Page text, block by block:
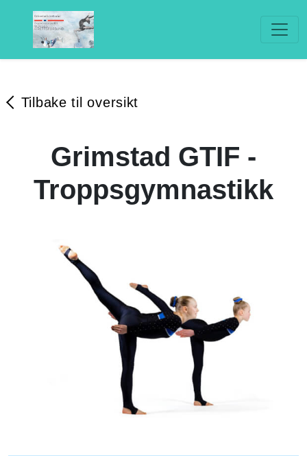
Tilbake til oversikt
Grimstad GTIF -
Troppsgymnastikk